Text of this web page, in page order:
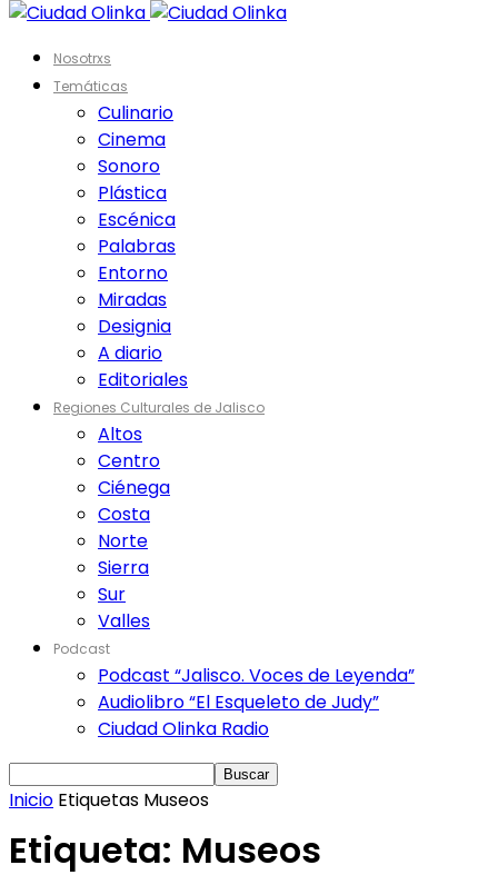
Nosotrxs
Temáticas
Culinario
Cinema
Sonoro
Plástica
Escénica
Palabras
Entorno
Miradas
Designia
A diario
Editoriales
Regiones Culturales de Jalisco
Altos
Centro
Ciénega
Costa
Norte
Sierra
Sur
Valles
Podcast
Podcast “Jalisco. Voces de Leyenda”
Audiolibro “El Esqueleto de Judy”
Ciudad Olinka Radio
Inicio Etiquetas Museos
Etiqueta: Museos